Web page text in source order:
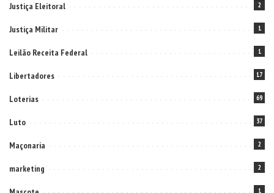
Justiça Eleitoral 2
Justiça Militar 1
Leilão Receita Federal 1
Libertadores 17
Loterias 69
Luto 37
Maçonaria 2
marketing 2
1